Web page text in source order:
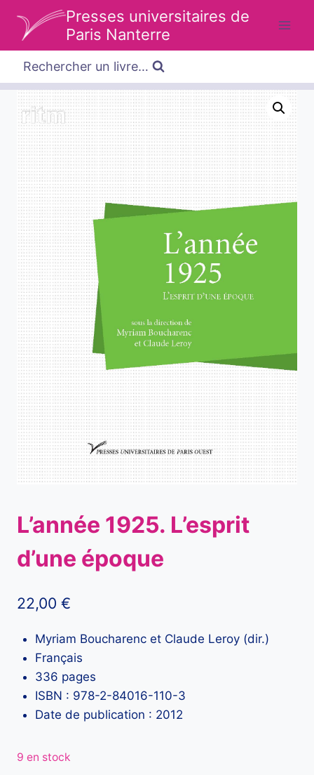
Presses universitaires de
Paris Nanterre
Rechercher un livre…
L’année 1925. L’esprit
d’une époque
22,00 €
Myriam Boucharenc et Claude Leroy (dir.)
Français
336 pages
ISBN : 978-2-84016-110-3
Date de publication : 2012
9 en stock